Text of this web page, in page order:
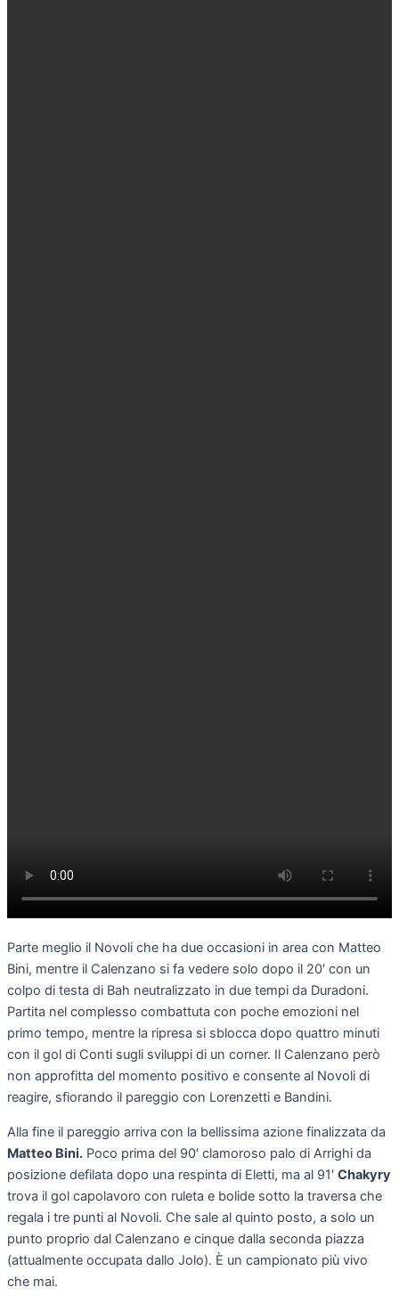
Parte meglio il Novoli che ha due occasioni in area con Matteo
Bini, mentre il Calenzano si fa vedere solo dopo il 20′ con un
colpo di testa di Bah neutralizzato in due tempi da Duradoni.
Partita nel complesso combattuta con poche emozioni nel
primo tempo, mentre la ripresa si sblocca dopo quattro minuti
con il gol di Conti sugli sviluppi di un corner. Il Calenzano però
non approfitta del momento positivo e consente al Novoli di
reagire, sfiorando il pareggio con Lorenzetti e Bandini.
Alla fine il pareggio arriva con la bellissima azione finalizzata da
Matteo Bini. Poco prima del 90′ clamoroso palo di Arrighi da
posizione defilata dopo una respinta di Eletti, ma al 91′ Chakyry
trova il gol capolavoro con ruleta e bolide sotto la traversa che
regala i tre punti al Novoli. Che sale al quinto posto, a solo un
punto proprio dal Calenzano e cinque dalla seconda piazza
(attualmente occupata dallo Jolo). È un campionato più vivo
che mai.